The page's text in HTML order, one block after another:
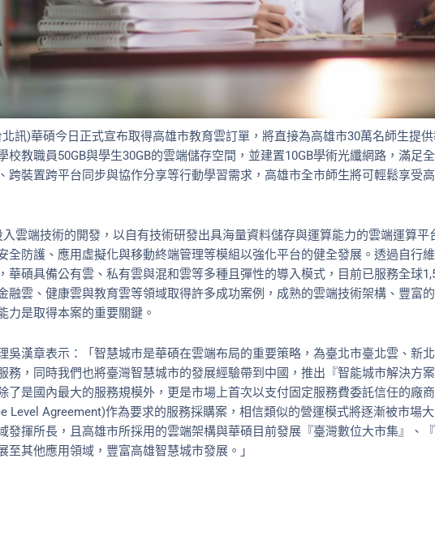
訊)華碩今日正式宣布取得高雄市教育雲訂單，將直接為高雄市30萬名師生提
校教職員50GB與學生30GB的雲端儲存空間，並建置10GB學術光纖網路，滿足
跨裝置跨平台同步與協作分享等行動學習需求，高雄市全市師生將可輕鬆享受
雲端技術的開發，以自有技術研發出具海量資料儲存與運算能力的雲端運算
全防護、應用虛擬化與移動終端管理等模組以強化平台的健全發展。透過自行
華碩具備公有雲、私有雲與混和雲等多種且彈性的導入模式，目前已服務全球
融雲、健康雲與教育雲等領域取得許多成功案例，成熟的雲端技術架構、豐富
力是取得本案的重要關鍵。
吳漢章表示：「智慧城市是華碩在雲端布局的重要策略，為臺北市臺北雲、新
務，同時我們也將臺灣智慧城市的發展經驗帶到中國，推出『智能城市解決方
了是國內最大的服務規模外，更是市場上首次以支付固定服務費委託信任的廠
Level Agreement)作為要求的服務採購案，相信類似的營運模式將逐漸被市場
發揮所長，且高雄市所採用的雲端架構與華碩目前發展『臺灣數位大市集』、
至其他應用領域，豐富高雄智慧城市發展。」